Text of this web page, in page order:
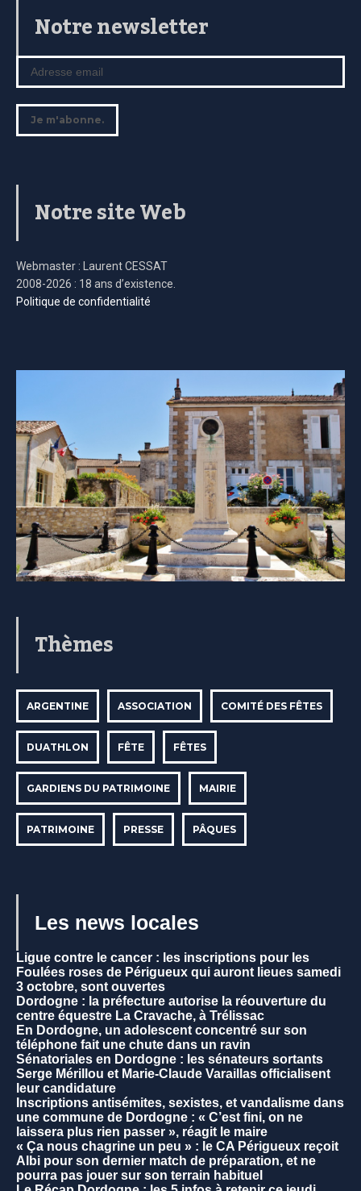
Notre newsletter
Notre site Web
Webmaster : Laurent CESSAT
2008-2026 : 18 ans d’existence.
Politique de confidentialité
Thèmes
ARGENTINE ASSOCIATION COMITÉ DES FÊTES
DUATHLON FÊTE FÊTES
GARDIENS DU PATRIMOINE MAIRIE
PATRIMOINE PRESSE PÂQUES
Les news locales
Ligue contre le cancer : les inscriptions pour les
Foulées roses de Périgueux qui auront lieues samedi
3 octobre, sont ouvertes
Dordogne : la préfecture autorise la réouverture du
centre équestre La Cravache, à Trélissac
En Dordogne, un adolescent concentré sur son
téléphone fait une chute dans un ravin
Sénatoriales en Dordogne : les sénateurs sortants
Serge Mérillou et Marie-Claude Varaillas officialisent
leur candidature
Inscriptions antisémites, sexistes, et vandalisme dans
une commune de Dordogne : « C’est fini, on ne
laissera plus rien passer », réagit le maire
« Ça nous chagrine un peu » : le CA Périgueux reçoit
Albi pour son dernier match de préparation, et ne
pourra pas jouer sur son terrain habituel